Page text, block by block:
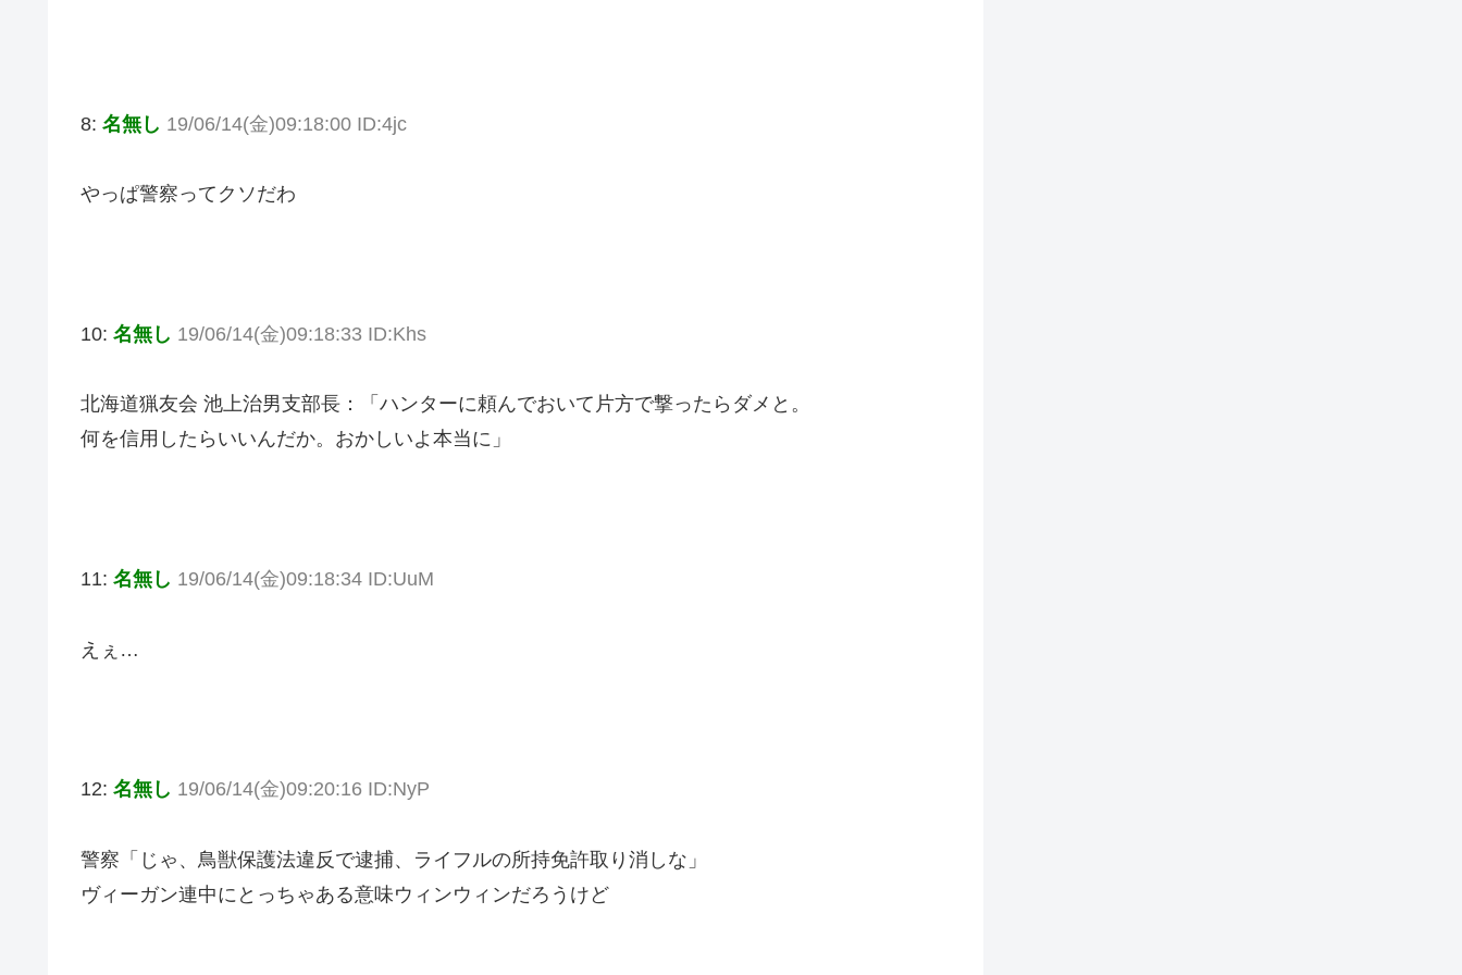
8: 名無し 19/06/14(金)09:18:00 ID:4jc
やっぱ警察ってクソだわ
10: 名無し 19/06/14(金)09:18:33 ID:Khs
北海道猟友会 池上治男支部長：「ハンターに頼んでおいて片方で撃ったらダメと。
何を信用したらいいんだか。おかしいよ本当に」
11: 名無し 19/06/14(金)09:18:34 ID:UuM
えぇ…
12: 名無し 19/06/14(金)09:20:16 ID:NyP
警察「じゃ、鳥獣保護法違反で逮捕、ライフルの所持免許取り消しな」
ヴィーガン連中にとっちゃある意味ウィンウィンだろうけど